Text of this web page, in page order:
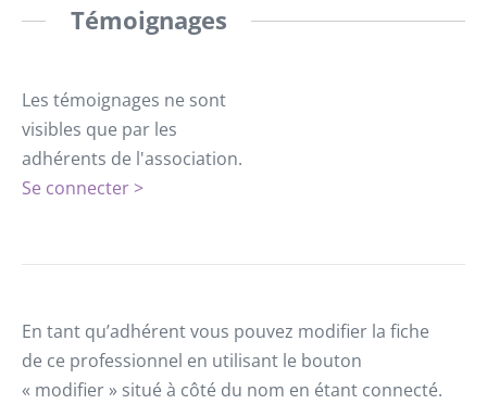
Témoignages
Les témoignages ne sont
visibles que par les
adhérents de l'association.
Se connecter >
En tant qu’adhérent vous pouvez modifier la fiche
de ce professionnel en utilisant le bouton
« modifier » situé à côté du nom en étant connecté.